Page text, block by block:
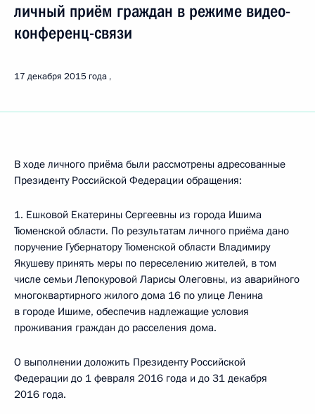
личный приём граждан в режиме видео-
конференц-связи
17 декабря 2015 года
В ходе личного приёма были рассмотрены адресованные
Президенту Российской Федерации обращения:
1. Ешковой Екатерины Сергеевны из города Ишима
Тюменской области. По результатам личного приёма дано
поручение Губернатору Тюменской области Владимиру
Якушеву принять меры по переселению жителей, в том
числе семьи Лепокуровой Ларисы Олеговны, из аварийного
многоквартирного жилого дома 16 по улице Ленина
в городе Ишиме, обеспечив надлежащие условия
проживания граждан до расселения дома.
О выполнении доложить Президенту Российской
Федерации до 1 февраля 2016 года и до 31 декабря
2016 года.